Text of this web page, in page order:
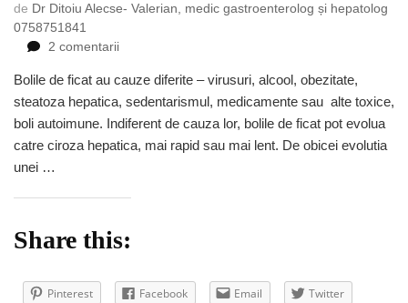
de Dr Ditoiu Alecse- Valerian, medic gastroenterolog și hepatolog
0758751841
2 comentariila
pentru
bolnavii
de
ficat
Bolile de ficat au cauze diferite – virusuri, alcool, obezitate,
steatoza hepatica, sedentarismul, medicamente sau alte toxice,
boli autoimune. Indiferent de cauza lor, bolile de ficat pot evolua
catre ciroza hepatica, mai rapid sau mai lent. De obicei evolutia
unei …
Share this:
Pinterest Facebook Email Twitter